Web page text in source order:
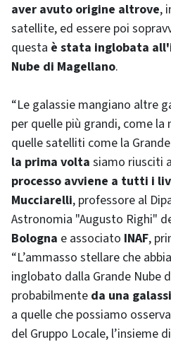
aver avuto origine altrove,
satellite, ed essere poi
questa è stata inglobata
Nube di Magellano.
“Le galassie mangiano altre
per quelle più grandi, come
quelle satelliti come la
la prima volta siamo riusciti
processo avviene a tutti i
Mucciarelli, professore al
Astronomia "Augusto Righi"
Bologna e associato INAF,
“L’ammasso stellare che
inglobato dalla Grande Nube
probabilmente da una
a quelle che possiamo
del Gruppo Locale, l’insieme